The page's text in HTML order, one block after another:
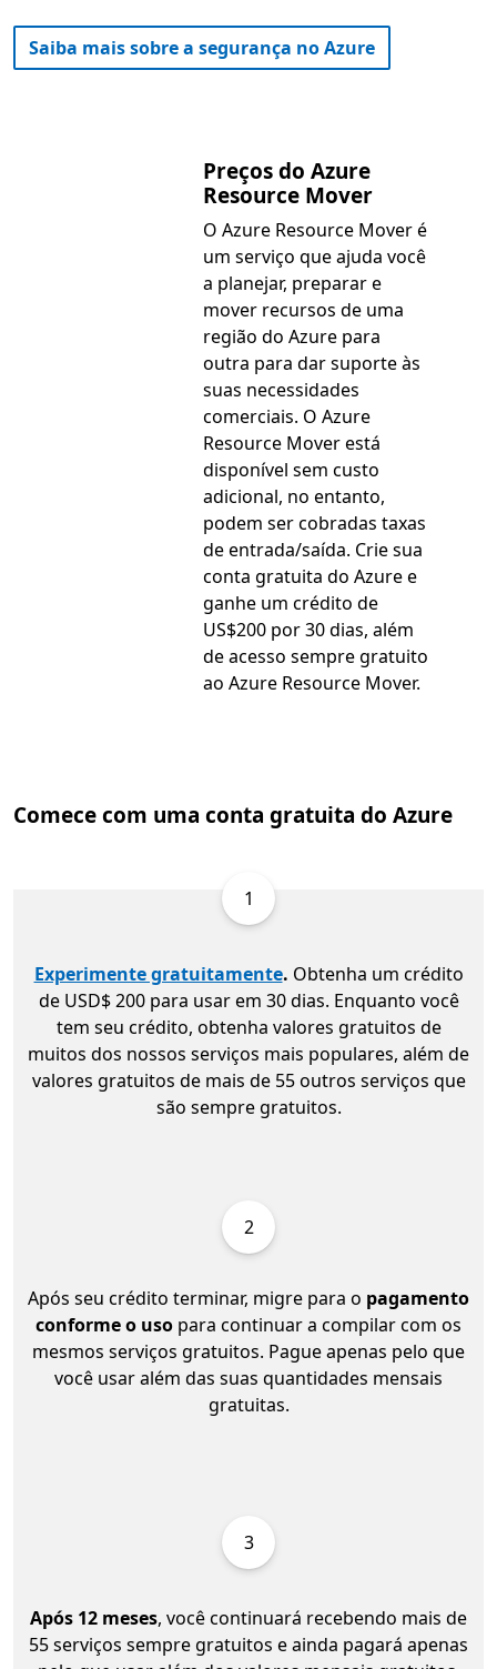
Saiba mais sobre a segurança no Azure
Preços do Azure
Resource Mover
O Azure Resource Mover é
um serviço que ajuda você
a planejar, preparar e
mover recursos de uma
região do Azure para
outra para dar suporte às
suas necessidades
comerciais. O Azure
Resource Mover está
disponível sem custo
adicional, no entanto,
podem ser cobradas taxas
de entrada/saída. Crie sua
conta gratuita do Azure e
ganhe um crédito de
US$200 por 30 dias, além
de acesso sempre gratuito
ao Azure Resource Mover.
Comece com uma conta gratuita do Azure
1
Experimente gratuitamente. Obtenha um crédito
de USD$ 200 para usar em 30 dias. Enquanto você
tem seu crédito, obtenha valores gratuitos de
muitos dos nossos serviços mais populares, além de
valores gratuitos de mais de 55 outros serviços que
são sempre gratuitos.
2
Após seu crédito terminar, migre para o pagamento
conforme o uso para continuar a compilar com os
mesmos serviços gratuitos. Pague apenas pelo que
você usar além das suas quantidades mensais
gratuitas.
3
Após 12 meses, você continuará recebendo mais de
55 serviços sempre gratuitos e ainda pagará apenas